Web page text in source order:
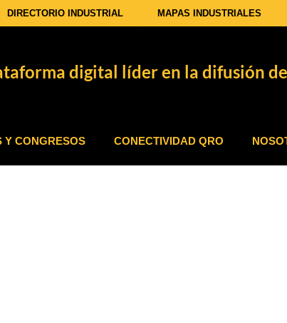
DIRECTORIO INDUSTRIAL MAPAS INDUSTRIALES
digital líder en la difusión
Y CONGRESOS CONECTIVIDAD QRO